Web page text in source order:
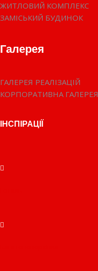
ЖИТЛОВИЙ КОМПЛЕКС
ЗАМІСЬКИЙ БУДИНОК
Галерея
ГАЛЕРЕЯ РЕАЛІЗАЦІЙ
КОРПОРАТИВНА ГАЛЕРЕЯ
ІНСПІРАЦІЇ